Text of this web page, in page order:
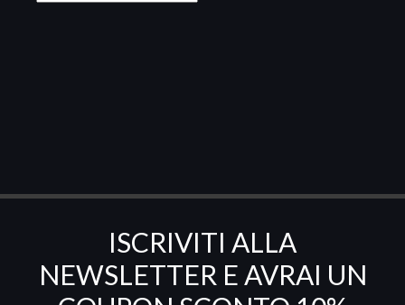
ISCRIVITI ALLA
NEWSLETTER E AVRAI UN